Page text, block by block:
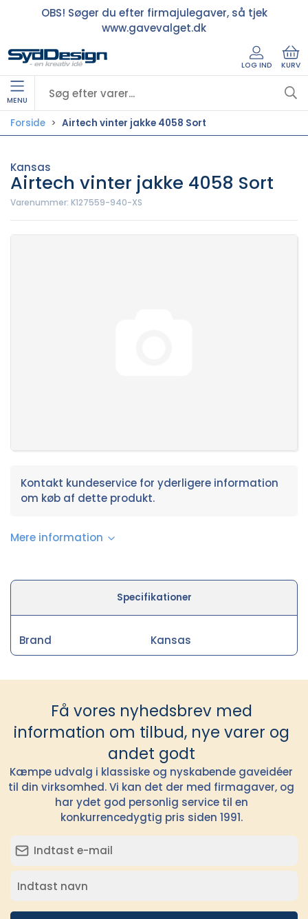
OBS! Søger du efter firmajulegaver, så tjek
www.gavevalget.dk
LOG IND KURV
MENU
Forside Airtech vinter jakke 4058 Sort
Kansas
Airtech vinter jakke 4058 Sort
Varenummer: K127559-940-XS
Kontakt kundeservice for yderligere information
om køb af dette produkt.
Mere information
Specifikationer
Brand Kansas
Få vores nyhedsbrev med
information om tilbud, nye varer og
andet godt
Kæmpe udvalg i klassiske og nyskabende gaveidéer
til din virksomhed. Vi kan det der med firmagaver, og
har ydet god personlig service til en
konkurrencedygtig pris siden 1991.